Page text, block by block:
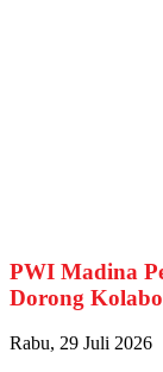
PWI Madina
Dorong
Rabu, 29 Juli 2026